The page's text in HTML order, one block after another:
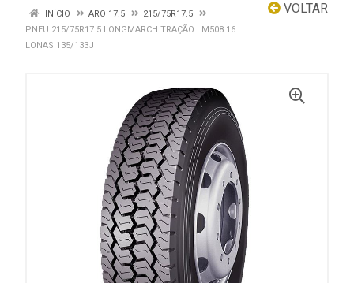
VOLTAR
INÍCIO ARO 17.5
215/75R17.5
PNEU 215/75R17.5 LONGMARCH TRAÇÃO LM508 16
LONAS 135/133J